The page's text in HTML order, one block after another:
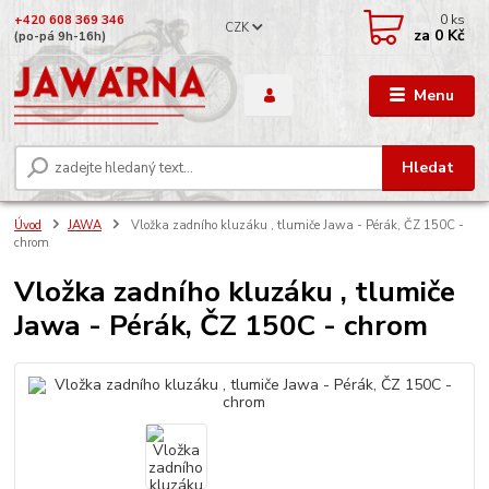
Menu
CZK
Hledat
+420 608 369 346
(po-pá 9h-16h)
0 ks
za 0 Kč
Úvod JAWA
Vložka zadního kluzáku , tlumiče Jawa - Pérák, ČZ 150C -
chrom
Vložka zadního kluzáku , tlumiče
Jawa - Pérák, ČZ 150C - chrom